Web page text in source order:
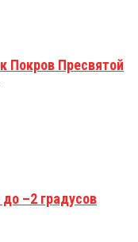
Покров Пресвятой
–2 градусов